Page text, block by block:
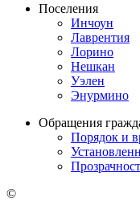
Поселения
Инчоун
Лаврентия
Лорино
Нешкан
Уэлен
Энурмино
Обращения
Порядок и
©